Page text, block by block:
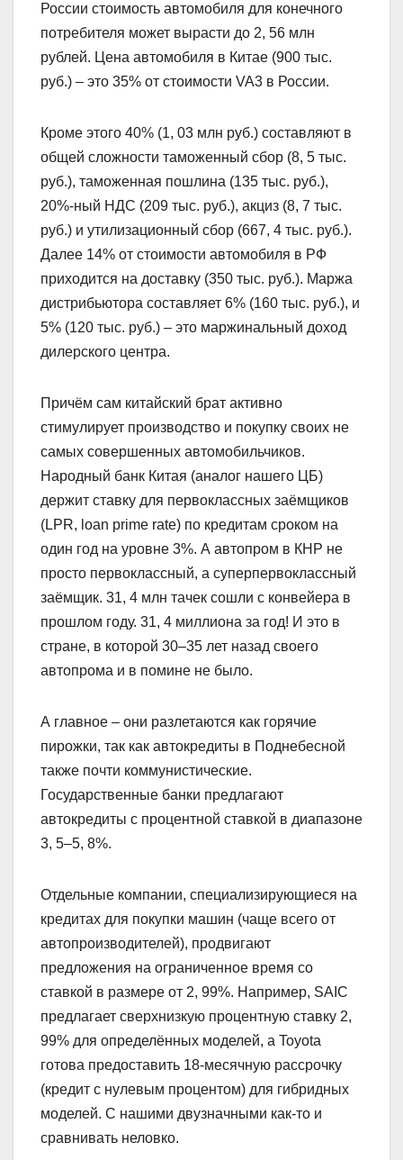
России стоимость автомобиля для конечного
потребителя может вырасти до 2, 56 млн
рублей. Цена автомобиля в Китае (900 тыс.
руб.) – это 35% от стоимости VA3 в России.
Кроме этого 40% (1, 03 млн руб.) составляют в
общей сложности таможенный сбор (8, 5 тыс.
руб.), таможенная пошлина (135 тыс. руб.),
20%-ный НДС (209 тыс. руб.), акциз (8, 7 тыс.
руб.) и утилизационный сбор (667, 4 тыс. руб.).
Далее 14% от стоимости автомобиля в РФ
приходится на доставку (350 тыс. руб.). Маржа
дистрибьютора составляет 6% (160 тыс. руб.), и
5% (120 тыс. руб.) – это маржинальный доход
дилерского центра.
Причём сам китайский брат активно
стимулирует производство и покупку своих не
самых совершенных автомобильчиков.
Народный банк Китая (аналог нашего ЦБ)
держит ставку для первоклассных заёмщиков
(LPR, loan prime rate) по кредитам сроком на
один год на уровне 3%. А автопром в КНР не
просто первоклассный, а суперпервоклассный
заёмщик. 31, 4 млн тачек сошли с конвейера в
прошлом году. 31, 4 миллиона за год! И это в
стране, в которой 30–35 лет назад своего
автопрома и в помине не было.
А главное – они разлетаются как горячие
пирожки, так как автокредиты в Поднебесной
также почти коммунистические.
Государственные банки предлагают
автокредиты с процентной ставкой в диапазоне
3, 5–5, 8%.
Отдельные компании, специализирующиеся на
кредитах для покупки машин (чаще всего от
автопроизводителей), продвигают
предложения на ограниченное время со
ставкой в размере от 2, 99%. Например, SAIC
предлагает сверхнизкую процентную ставку 2,
99% для определённых моделей, а Toyota
готова предоставить 18-месячную рассрочку
(кредит с нулевым процентом) для гибридных
моделей. С нашими двузначными как-то и
сравнивать неловко.